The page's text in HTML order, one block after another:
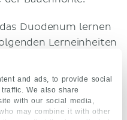
and ads, to provide social
We also share
with our social media,
may combine it with other
Duodenum lernen
Lerneinheiten